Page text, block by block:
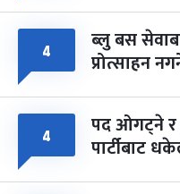
४ ब्लु बस
प्रोत्साहन
४ पद ओगट्ने र
पार्टीबाट